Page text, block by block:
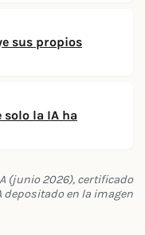
sus propios
la IA ha
(junio 2026), certificado
depositado en la imagen